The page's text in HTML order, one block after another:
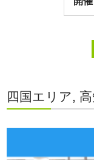
四国エリア,